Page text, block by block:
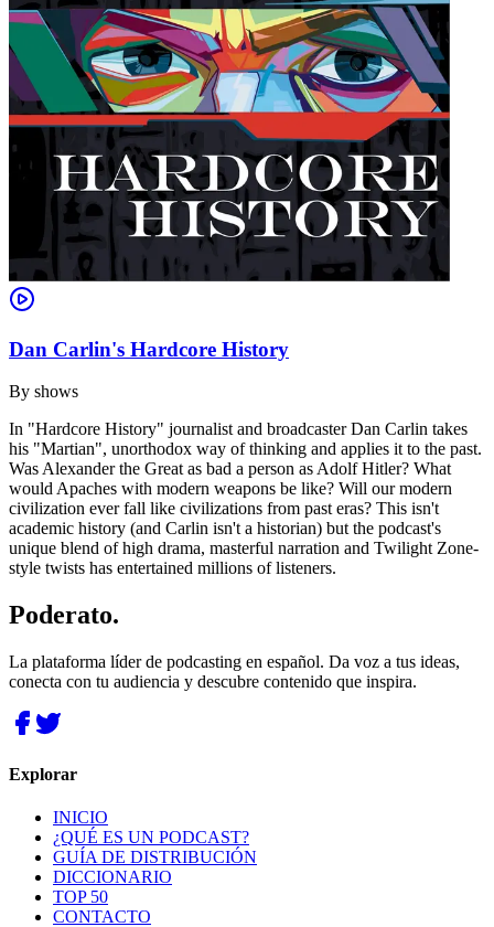
Dan Carlin's Hardcore History
By shows
In "Hardcore History" journalist and broadcaster Dan Carlin takes
his "Martian", unorthodox way of thinking and applies it to the past.
Was Alexander the Great as bad a person as Adolf Hitler? What
would Apaches with modern weapons be like? Will our modern
civilization ever fall like civilizations from past eras? This isn't
academic history (and Carlin isn't a historian) but the podcast's
unique blend of high drama, masterful narration and Twilight Zone-
style twists has entertained millions of listeners.
Poderato.
La plataforma líder de podcasting en español. Da voz a tus ideas,
conecta con tu audiencia y descubre contenido que inspira.
Explorar
INICIO
¿QUÉ ES UN PODCAST?
GUÍA DE DISTRIBUCIÓN
DICCIONARIO
TOP 50
CONTACTO